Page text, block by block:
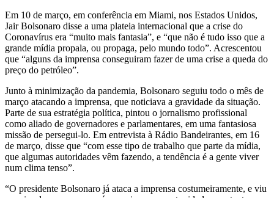
Em 10 de março, em conferência em Miami, nos Estados Unidos,
Jair Bolsonaro disse a uma plateia internacional que a crise do
Coronavírus era “muito mais fantasia”, e “que não é tudo isso que a
grande mídia propala, ou propaga, pelo mundo todo”. Acrescentou
que “alguns da imprensa conseguiram fazer de uma crise a queda do
preço do petróleo”.
Junto à minimização da pandemia, Bolsonaro seguiu todo o mês de
março atacando a imprensa, que noticiava a gravidade da situação.
Parte de sua estratégia política, pintou o jornalismo profissional
como aliado de governadores e parlamentares, em uma fantasiosa
missão de persegui-lo. Em entrevista à Rádio Bandeirantes, em 16
de março, disse que “com esse tipo de trabalho que parte da mídia,
que algumas autoridades vêm fazendo, a tendência é a gente viver
num clima tenso”.
“O presidente Bolsonaro já ataca a imprensa costumeiramente, e viu